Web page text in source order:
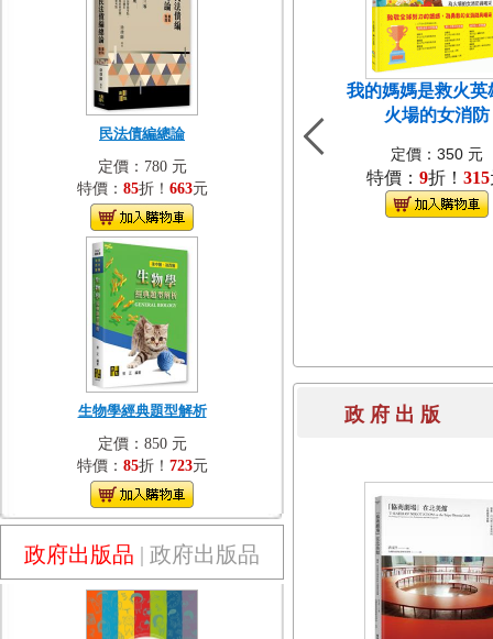
民法債編總論
定價：780 元
特價： 85折！ 663元
生物學經典題型解析
定價：850 元
特價： 85折！ 723元
政府出版品 | 政府出版品
我的媽媽是救火英
火場的女消防
定價：350 元
特價： 9折！ 315
政 府 出